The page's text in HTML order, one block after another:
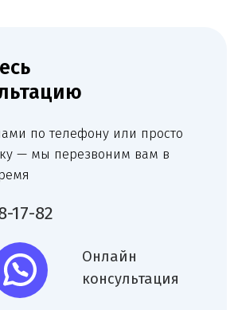
персональных
сСогласием
данных
обработки
.